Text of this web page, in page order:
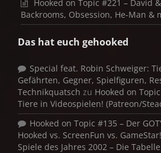
Hooked on Topic #221 – David
Backrooms, Obsession, He-Man &
Das hat euch gehooked
Special feat. Robin Schweiger:
Gefährten, Gegner, Spielfiguren,
Technikquatsch zu Hooked on
Tiere in Videospielen! (Patreon/
Hooked on Topic #135 – Der
Hooked vs. ScreenFun vs.
Spiele des Jahres 2002 – Die Tabelle